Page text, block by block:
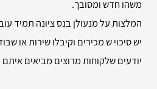
משהו חדש ומסובך.
המלצות על מנעולן בנס ציונה תמיד
יש סיכוי ש מכירים וקיבלו שירות או
יודעים שלקוחות מרוצים מביאים